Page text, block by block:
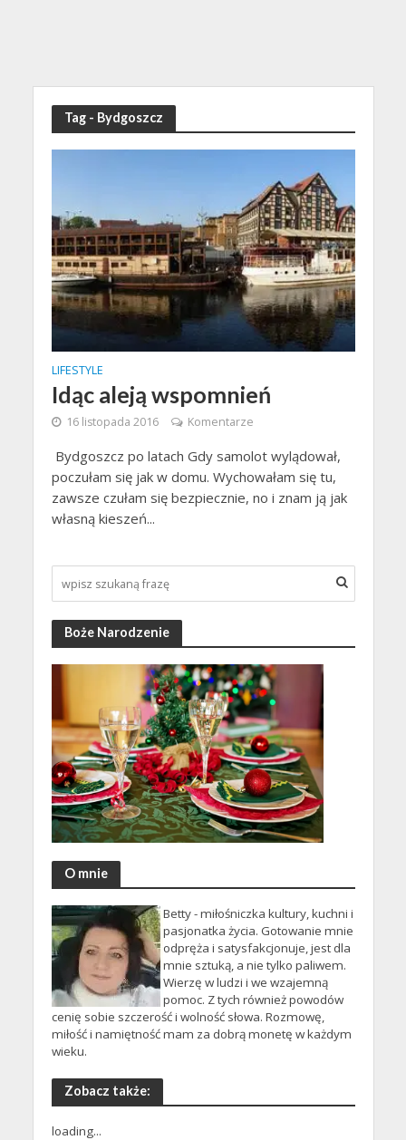
Tag - Bydgoszcz
LIFESTYLE
Idąc aleją wspomnień
16 listopada 2016 Komentarze
Bydgoszcz po latach Gdy samolot wylądował,
poczułam się jak w domu. Wychowałam się tu,
zawsze czułam się bezpiecznie, no i znam ją jak
własną kieszeń...
Boże Narodzenie
O mnie
Betty - miłośniczka kultury, kuchni i
pasjonatka życia. Gotowanie mnie
odpręża i satysfakcjonuje, jest dla
mnie sztuką, a nie tylko paliwem.
Wierzę w ludzi i we wzajemną
pomoc. Z tych również powodów
cenię sobie szczerość i wolność słowa. Rozmowę,
miłość i namiętność mam za dobrą monetę w każdym
wieku.
Zobacz także:
loading...